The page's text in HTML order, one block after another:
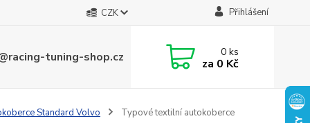
CZK Přihlášení
tuning-shop.cz 0ks
za 0 Kč
Standard Volvo
Typové textilní autokoberce